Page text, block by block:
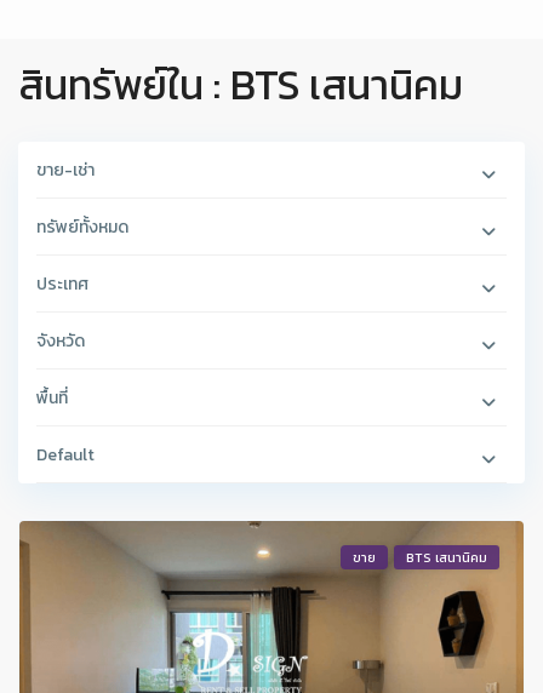
สินทรัพย์ใน : BTS เสนานิคม
ขาย-เช่า
ทรัพย์ทั้งหมด
ประเทศ
จังหวัด
พื้นที่
Default
ขาย BTS เสนานิคม